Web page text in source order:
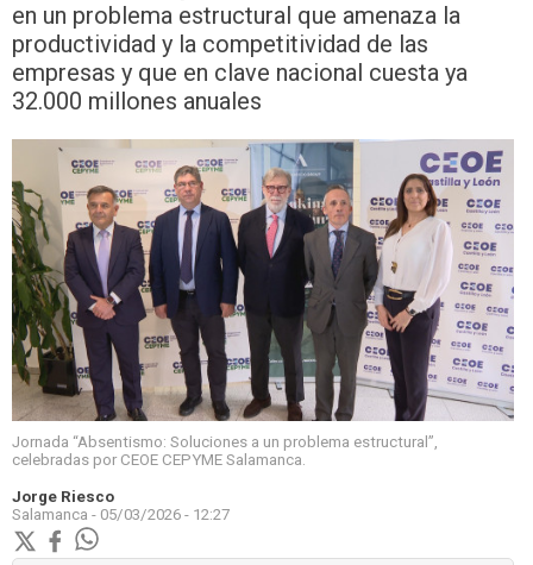
en un problema estructural que amenaza la
productividad y la competitividad de las
empresas y que en clave nacional cuesta ya
32.000 millones anuales
Jornada “Absentismo: Soluciones a un problema estructural”,
celebradas por CEOE CEPYME Salamanca.
Jorge Riesco
Salamanca - 05/03/2026 - 12:27